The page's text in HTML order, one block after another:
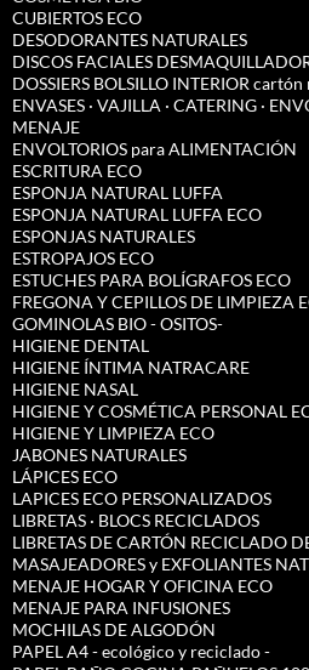
CUBIERTOS ECO
DESODORANTES NATURALES
DISCOS FACIALES
DOSSIERS BOLSILLO INTERIOR
ENVASES · VAJILLA · CATERING ·
MENAJE
ENVOLTORIOS para ALIMENTACIÓN
ESCRITURA ECO
ESPONJA NATURAL LUFFA
ESPONJA NATURAL LUFFA ECO
ESPONJAS NATURALES
ESTROPAJOS ECO
ESTUCHES PARA BOLÍGRAFOS ECO
FREGONA Y CEPILLOS DE LIMPIEZA
GOMINOLAS BIO - OSITOS-
HIGIENE DENTAL
HIGIENE ÍNTIMA NATRACARE
HIGIENE NASAL
HIGIENE Y COSMÉTICA PERSONAL
HIGIENE Y LIMPIEZA ECO
JABONES NATURALES
LÁPICES ECO
LAPICES ECO PERSONALIZADOS
LIBRETAS · BLOCS RECICLADOS
LIBRETAS DE CARTÓN RECICLADO
MASAJEADORES y EXFOLIANTES
MENAJE HOGAR Y OFICINA ECO
MENAJE PARA INFUSIONES
MOCHILAS DE ALGODÓN
PAPEL A4 - ecológico y reciclado -